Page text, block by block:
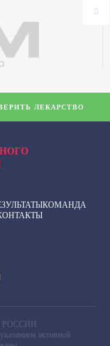
КОМАНДА
ЛЕКАРСТВО
активной